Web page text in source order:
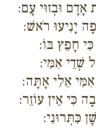
וּבְזוּי עָם:
יָנִיעוּ רֹאשׁ:
חָפֵץ בּוֹ:
שְׁדֵי אִמִּי:
אֵלִי אָתָּה:
כִּי אֵין עוֹזֵר:
כִּתְּרוּנִי: